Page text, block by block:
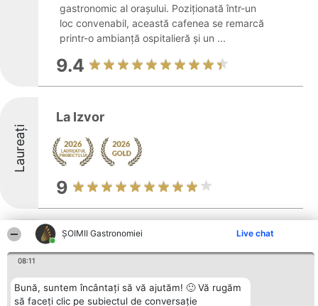
ȘOIMII Gastronomiei Live chat
08:11
Bună, suntem încântați să vă ajutăm! 🙂 Vă rugăm
să faceți clic pe subiectul de conversație
gastronomic al orașului. Poziționată într-un
loc convenabil, această cafenea se remarcă
printr-o ambianță ospitalieră și un ...
9.4
Laureați
La Izvor
9
La Motoare PUB
Arată mai multe >>